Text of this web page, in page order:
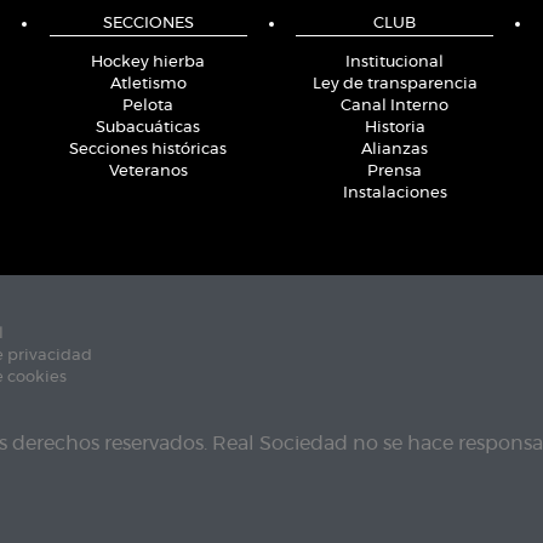
SECCIONES
Hockey hierba
Atletismo
Pelota
Subacuáticas
Secciones históricas
Veteranos
CLUB
Institucional
Ley de transparencia
Canal Interno
Historia
Alianzas
Prensa
Instalaciones
privacidad
cookies
derechos reservados. Real Sociedad no se hace